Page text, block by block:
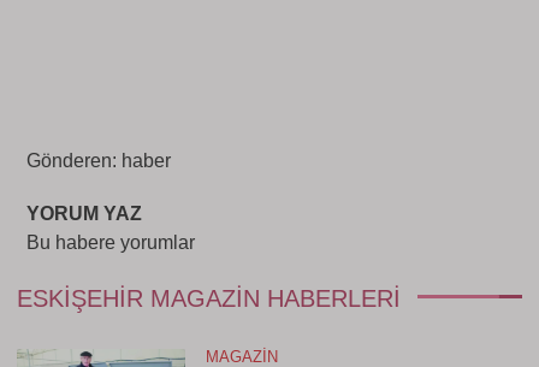
Gönderen: haber
YORUM YAZ
Bu habere yorumlar
ESKIŞEHIR MAGAZIN HABERLERI
MAGAZIN